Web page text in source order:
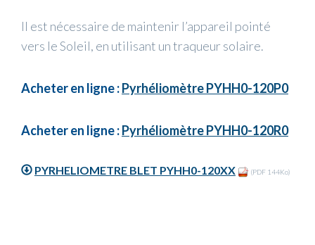
Il est nécessaire de maintenir l’appareil pointé
vers le Soleil, en utilisant un traqueur solaire.
Acheter en ligne :Pyrhéliomètre PYHH0-120P0
Acheter en ligne :Pyrhéliomètre PYHH0-120R0
PYRHELIOMETRE BLET PYHH0-120XX (PDF 144Ko)